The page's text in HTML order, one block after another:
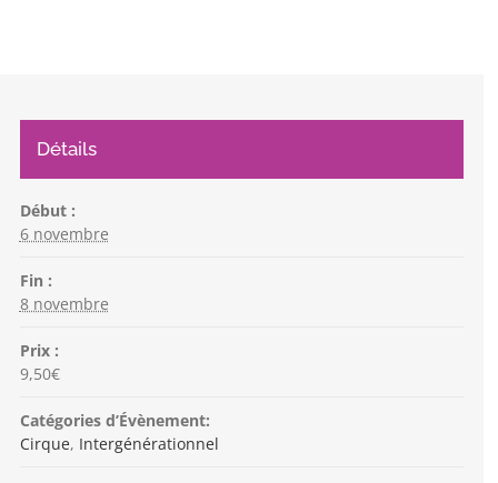
Détails
Début :
6 novembre
Fin :
8 novembre
Prix :
9,50€
Catégories d’Évènement:
Cirque, Intergénérationnel